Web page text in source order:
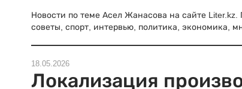
Новости по теме Асел Жанасова на сайте
советы, спорт, интервью, политика, экономика,
18.05.2026
Локализация